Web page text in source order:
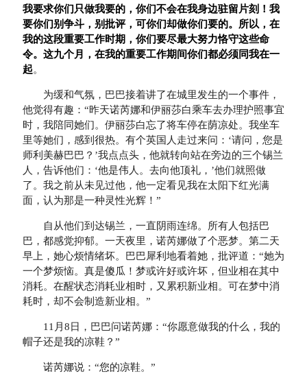
我要求你们只做我要的，你们不会在我身边驻留片刻！我
要你们别争斗，别批评，可你们却做你们要的。所以，在
我的这段重要工作时期，你们要尽最大努力恪守这些命
令。这九个月，在我的重要工作期间你们都必须同我在一
起。
为缓和气氛，巴巴接着讲了在城里发生的一个事件，
他觉得有趣：“昨天诺芮娜和伊丽莎白乘车去办理护照事宜
时，我陪同她们。伊丽莎白忘了将车停在荫凉处。我坐车
里等她们，感到很热。有个英国人走过来问：‘请问，您是
师利美赫巴巴？’我点点头，他就转向站在旁边的三个锡兰
人，告诉他们：‘他是伟人。去向他顶礼，’他们就照做
了。我之前从未见过他，他一定看见我在太阳下红光满
面，认为那是一种灵性光辉！”
自从他们到达锡兰，一直阴雨连绵。所有人包括巴
巴，都感觉抑郁。一天夜里，诺芮娜做了个恶梦。第二天
早上，她心烦情绪坏。巴巴犀利地看着她，批评道：“她为
一个梦烦恼。真是傻瓜！梦或许好或许坏，但业相在其中
消耗。在醒状态消耗业相时，又累积新业相。可在梦中消
耗时，却不会制造新业相。”
11月8日，巴巴问诺芮娜：“你愿意做我的什么，我的
帽子还是我的凉鞋？”
诺芮娜说：“您的凉鞋。”